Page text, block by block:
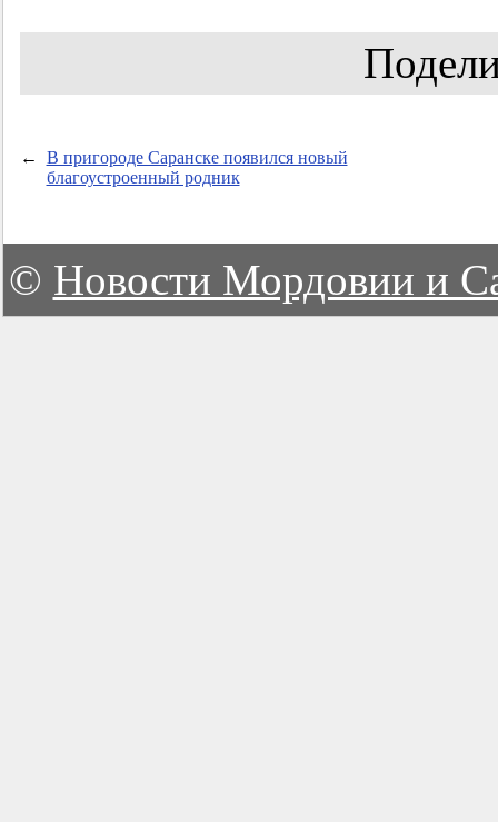
←
В пригороде Саранске появился новый
благоустроенный родник
© Новости Мордовии и